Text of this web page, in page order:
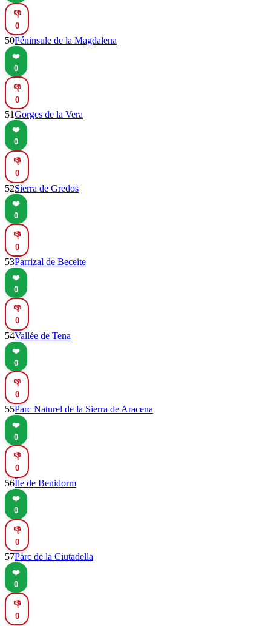
👎
0
50Péninsule de la Magdalena
❤️
0
👎
0
51Gorges de la Vera
❤️
0
👎
0
52Sierra de Gredos
❤️
0
👎
0
53Parrizal de Beceite
❤️
0
👎
0
54Vallée de Tena
❤️
0
👎
0
55Parc Naturel de la Sierra de Aracena
❤️
0
👎
0
56Île de Benidorm
❤️
0
👎
0
57Parc de la Ciutadella
❤️
0
👎
0